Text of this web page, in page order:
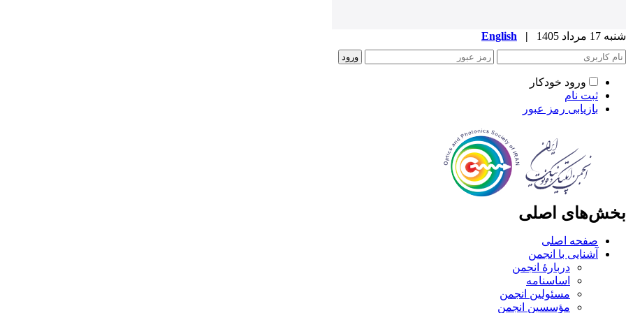
شنبه 17 مرداد 1405 |
English
ورود خودکار
ثبت نام
بازیابی رمز عبور
بخش‌های اصلی
صفحه اصلی
آشنایی با انجمن
دربارۀ انجمن
اساسنامه
مسئولین انجمن
مؤسسین انجمن